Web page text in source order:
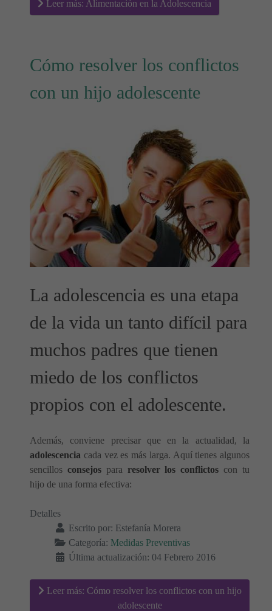
Leer más: Alimentación en la Adolescencia
Cómo resolver los conflictos
con un hijo adolescente
La adolescencia es una etapa
de la vida un tanto difícil para
muchos padres que tienen
miedo de los conflictos
propios con el adolescente.
Además, conviene precisar que en la actualidad, la
adolescencia cada vez es más larga. Aquí tienes algunos
sencillos consejospara resolver los conflictos con tu
hijo de una forma efectiva:
Detalles
Escrito por: Estefanía Morera
Categoría: Medidas Preventivas
Última actualización: 04 Febrero 2016
Leer más: Cómo resolver los conflictos con un hijo
adolescente